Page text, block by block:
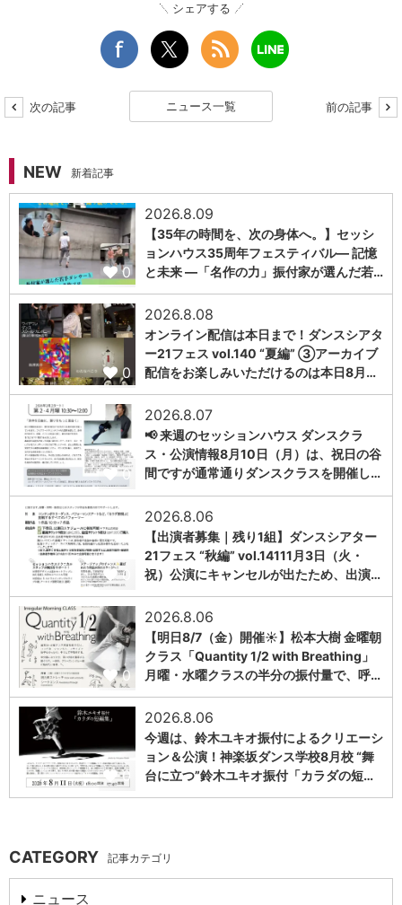
シェアする
次の記事 ニュース一覧 前の記事
NEW 新着記事
0
2026.8.09
【35年の時間を、次の身体へ。】セッシ
ョンハウス35周年フェスティバル― 記憶
と未来 ―「名作の力」振付家が選んだ若…
0
2026.8.08
オンライン配信は本日まで！ダンスシアタ
ー21フェス vol.140 “夏編” ③アーカイブ
配信をお楽しみいただけるのは本日8月…
0
2026.8.07
📢 来週のセッションハウス ダンスクラ
ス・公演情報8月10日（月）は、祝日の谷
間ですが通常通りダンスクラスを開催し…
0
2026.8.06
【出演者募集｜残り1組】ダンスシアター
21フェス “秋編” vol.14111月3日（火・
祝）公演にキャンセルが出たため、出演…
0
2026.8.06
【明日8/7（金）開催☀️】松本大樹 金曜朝
クラス「Quantity 1/2 with Breathing」
月曜・水曜クラスの半分の振付量で、呼…
0
2026.8.06
今週は、鈴木ユキオ振付によるクリエーシ
ョン＆公演！神楽坂ダンス学校8月校 “舞
台に立つ”鈴木ユキオ振付「カラダの短…
CATEGORY 記事カテゴリ
ニュース